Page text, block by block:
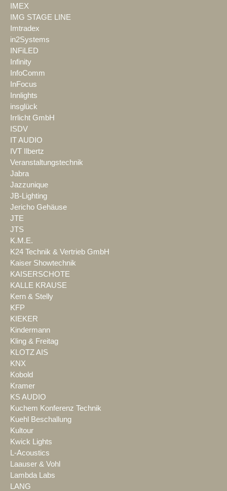
IMEX
IMG STAGE LINE
Imtradex
in2Systems
INFiLED
Infinity
InfoComm
InFocus
Innlights
insglück
Irrlicht GmbH
ISDV
IT AUDIO
IVT Ilbertz
Veranstaltungstechnik
Jabra
Jazzunique
JB-Lighting
Jericho Gehäuse
JTE
JTS
K.M.E.
K24 Technik & Vertrieb GmbH
Kaiser Showtechnik
KAISERSCHOTE
KALLE KRAUSE
Kern & Stelly
KFP
KIEKER
Kindermann
Kling & Freitag
KLOTZ AIS
KNX
Kobold
Kramer
KS AUDIO
Kuchem Konferenz Technik
Kuehl Beschallung
Kultour
Kwick Lights
L-Acoustics
Laauser & Vohl
Lambda Labs
LANG